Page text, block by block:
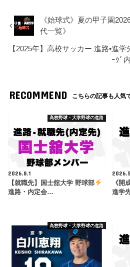
《始球式》夏の甲子園
代一覧》
【2025年】高校サッカー 進路•進学
ｰｸﾞ
RECOMMEND こちらの記事も人気
高校野球・大学野球の進路
2026.8.1
【就職先】国士舘大学 野球部
進路・内定会…
《開
進学
高校野球・大学野球の進路